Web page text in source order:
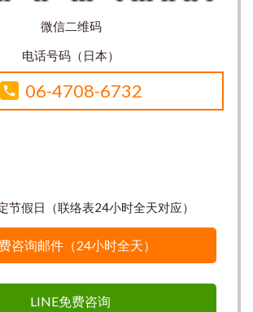
微信二维码
电话号码（日本）
06-4708-6732
节假日（联络表24小时全天对应）
咨询邮件（24小时全天）
LINE免费咨询